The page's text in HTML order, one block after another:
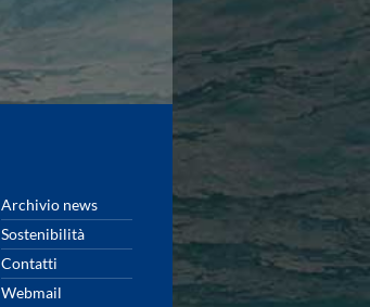
Archivio news
Sostenibilità
Contatti
Webmail